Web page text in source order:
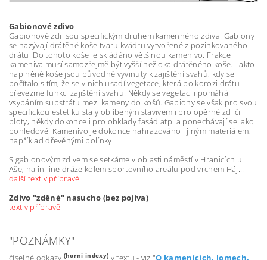
Gabionové zdivo
Gabionové zdi jsou specifickým druhem kamenného zdiva. Gabiony
se nazývají drátěné koše tvaru kvádru vytvořené z pozinkovaného
drátu. Do tohoto koše je skládáno většinou kamenivo. Frakce
kameniva musí samozřejmě být vyšší než oka drátěného koše. Takto
naplněné koše jsou původně vyvinuty k zajištění svahů, kdy se
počítalo s tím, že se v nich usadí vegetace, která po korozi drátu
převezme funkci zajištění svahu. Někdy se vegetaci i pomáhá
vsypáním substrátu mezi kameny do košů. Gabiony se však pro svou
specifickou estetiku staly oblíbeným stavivem i pro opěrné zdi či
ploty, někdy dokonce i pro obklady fasád atp. a ponechávají se jako
pohledové. Kamenivo je dokonce nahrazováno i jiným materiálem,
například dřevěnými polínky.
S gabionovým zdivem se setkáme v oblasti náměstí v Hranicích u
Aše, na in-line dráze kolem sportovního areálu pod vrchem Háj...
další text v přípravě
Zdivo "zděné" nasucho (bez pojiva)
text v přípravě
"POZNÁMKY"
číselné odkazy (horní indexy) v textu - viz "O kamenících, lomech,